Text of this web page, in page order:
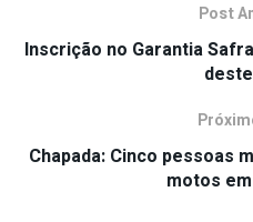
Post
Inscrição no Garantia
Chapada: Cinco pessoas
motos